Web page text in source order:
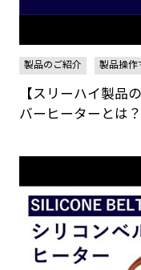
製品のご紹介 製品操作
【スリーハイ製品
バーヒーターとは？